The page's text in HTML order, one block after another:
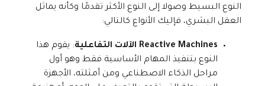
النوع البسيط وصولا إلى النوع الأكثر تقدمًا وكأنه يماثل
العقل البشري، فإليك الأنواع كالتالي:
Reactive Machines الآلات التفاعلية
: يقوم هذا
النوع بتنفيذ المهام الأساسية فقط وهو أول
مراحل الذكاء الاصطناعي ومن أمثلته، الأجهزة